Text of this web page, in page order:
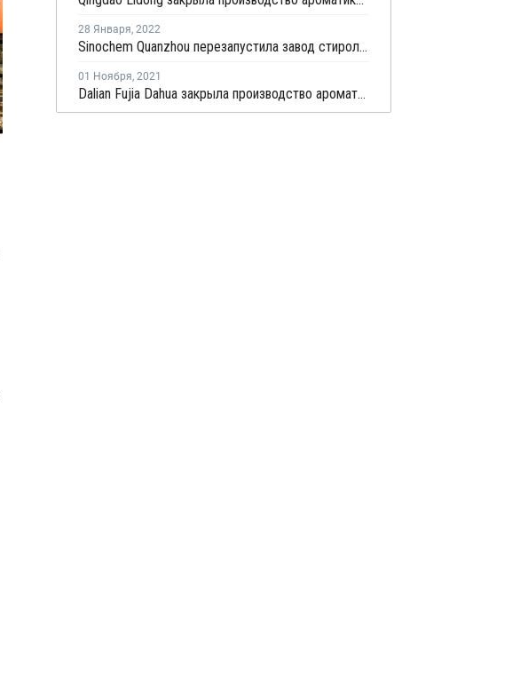
28 Января, 2022
Sinochem Quanzhou перезапустила завод стирола в провинции Фуцзянь после ремонта
01 Ноября, 2021
Dalian Fujia Dahua закрыла производство ароматики в Китае на ремонт